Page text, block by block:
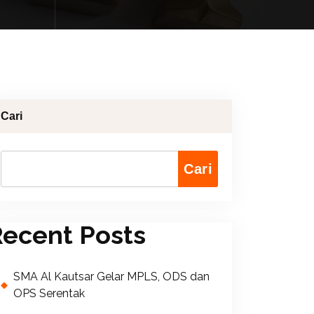
Cari
Cari
Posts
SMA Al Kautsar Gelar MPLS, ODS dan
OPS Serentak